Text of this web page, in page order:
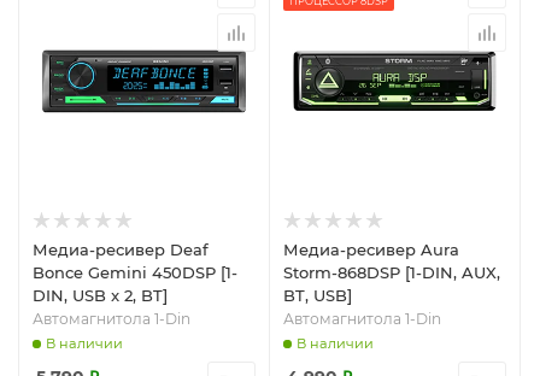
Медиа-ресивер Deaf
Bonce Gemini 450DSP [1-
DIN, USB x 2, BT]
Автомагнитола 1-Din
В наличии
Медиа-ресивер Aura
Storm-868DSP [1-DIN, AUX,
BT, USB]
Автомагнитола 1-Din
В наличии